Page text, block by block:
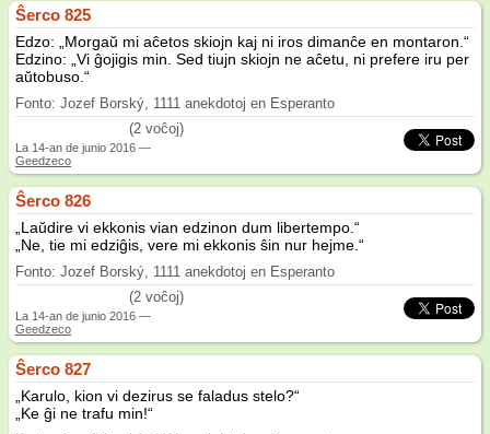
Ŝerco 825
Edzo: „Morgaŭ mi aĉetos skiojn kaj ni iros dimanĉe en montaron.“
Edzino: „Vi ĝojigis min. Sed tiujn skiojn ne aĉetu, ni prefere iru per
aŭtobuso.“
Fonto: Jozef Borský, 1111 anekdotoj en Esperanto
(2 voĉoj)
La 14-an de junio 2016 —
Geedzeco
Ŝerco 826
„Laŭdire vi ekkonis vian edzinon dum libertempo.“
„Ne, tie mi edziĝis, vere mi ekkonis ŝin nur hejme.“
Fonto: Jozef Borský, 1111 anekdotoj en Esperanto
(2 voĉoj)
La 14-an de junio 2016 —
Geedzeco
Ŝerco 827
„Karulo, kion vi dezirus se faladus stelo?“
„Ke ĝi ne trafu min!“